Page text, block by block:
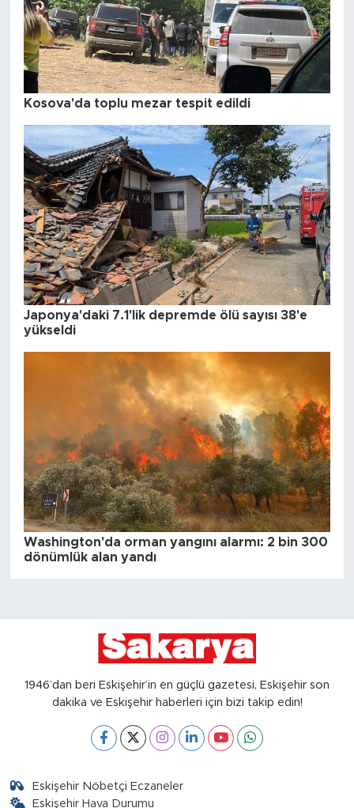
Kosova'da toplu mezar tespit edildi
Japonya'daki 7.1'lik depremde ölü sayısı 38'e
yükseldi
Washington'da orman yangını alarmı: 2 bin 300
dönümlük alan yandı
1946’dan beri Eskişehir’in en güçlü gazetesi, Eskişehir son
dakika ve Eskişehir haberleri için bizi takip edin!
Eskişehir Nöbetçi Eczaneler
Eskişehir Hava Durumu